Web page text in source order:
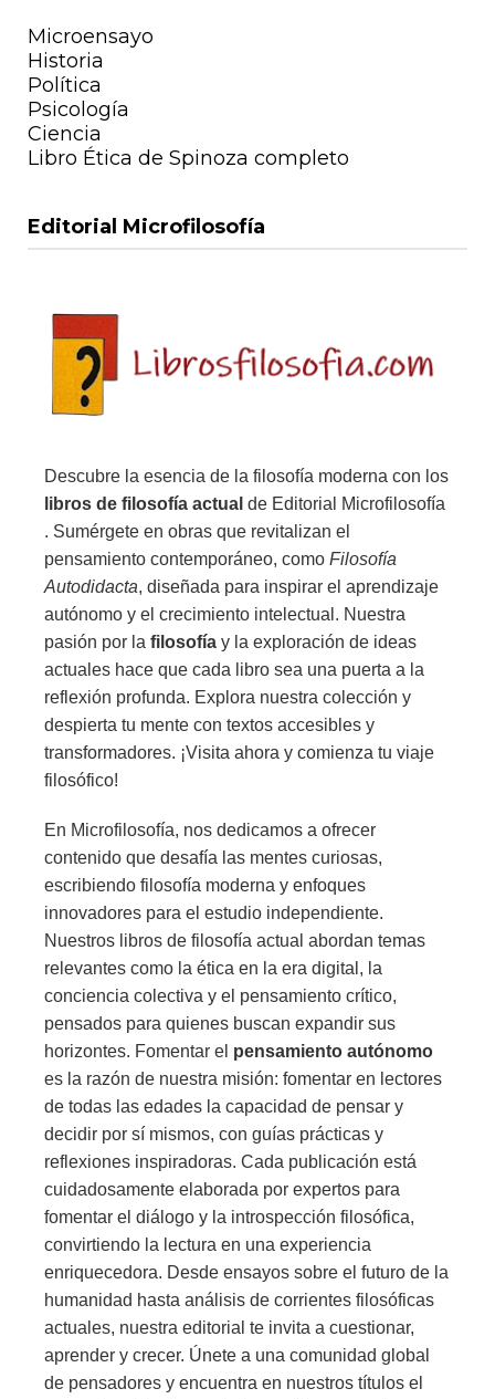
Microensayo
Historia
Política
Psicología
Ciencia
Libro Ética de Spinoza completo
Editorial Microfilosofía
Descubre la esencia de la filosofía moderna con los
libros de filosofía actual de Editorial Microfilosofía
. Sumérgete en obras que revitalizan el
pensamiento contemporáneo, como Filosofía
Autodidacta, diseñada para inspirar el aprendizaje
autónomo y el crecimiento intelectual. Nuestra
pasión por la filosofía y la exploración de ideas
actuales hace que cada libro sea una puerta a la
reflexión profunda. Explora nuestra colección y
despierta tu mente con textos accesibles y
transformadores. ¡Visita ahora y comienza tu viaje
filosófico!
En Microfilosofía, nos dedicamos a ofrecer
contenido que desafía las mentes curiosas,
escribiendo filosofía moderna y enfoques
innovadores para el estudio independiente.
Nuestros libros de filosofía actual abordan temas
relevantes como la ética en la era digital, la
conciencia colectiva y el pensamiento crítico,
pensados para quienes buscan expandir sus
horizontes. Fomentar el pensamiento autónomo
es la razón de nuestra misión: fomentar en lectores
de todas las edades la capacidad de pensar y
decidir por sí mismos, con guías prácticas y
reflexiones inspiradoras. Cada publicación está
cuidadosamente elaborada por expertos para
fomentar el diálogo y la introspección filosófica,
convirtiendo la lectura en una experiencia
enriquecedora. Desde ensayos sobre el futuro de la
humanidad hasta análisis de corrientes filosóficas
actuales, nuestra editorial te invita a cuestionar,
aprender y crecer. Únete a una comunidad global
de pensadores y encuentra en nuestros títulos el